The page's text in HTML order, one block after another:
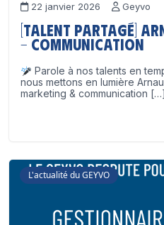
22 janvier 2026 Geyvo
[Talent partagé]
– Communication
Parole à nos talents en
nous mettons en lumière
marketing & communication […]
L'actualité du GEYVO